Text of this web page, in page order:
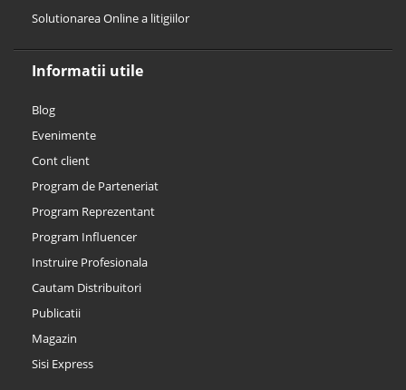
Solutionarea Online a litigiilor
Informatii utile
Blog
Evenimente
Cont client
Program de Parteneriat
Program Reprezentant
Program Influencer
Instruire Profesionala
Cautam Distribuitori
Publicatii
Magazin
Sisi Express